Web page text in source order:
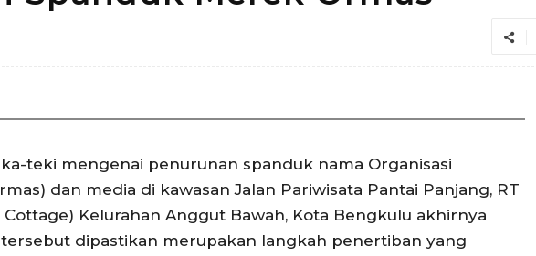
teki mengenai penurunan spanduk nama Organisasi
dan media di kawasan Jalan Pariwisata Pantai Panjang, RT
Cottage) Kelurahan Anggut Bawah, Kota Bengkulu akhirnya
dipastikan merupakan langkah penertiban yang